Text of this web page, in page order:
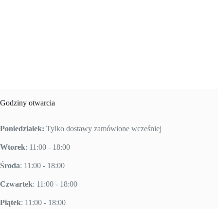
Godziny otwarcia
Poniedziałek: Tylko dostawy zamówione wcześniej
Wtorek: 11:00 - 18:00
Środa: 11:00 - 18:00
Czwartek: 11:00 - 18:00
Piątek: 11:00 - 18:00